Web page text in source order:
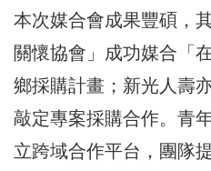
本次媒合會成果豐碩，
關懷協會」成功媒合「
鄉採購計畫；新光人壽
敲定專案採購合作。青
立跨域合作平台，團隊